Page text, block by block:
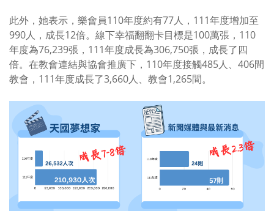
此外，她表示，樂會員110年度約有77人， 111年度增加至
990人，成長12倍。線下幸福翻翻卡目標是100萬張， 110
年度為76,239張， 111年度成長為306,750張，成長了四
倍。在教會連結與協會推廣下， 110年度接觸485人、 406間
教會， 111年度成長了3,660人、教會1,265間。